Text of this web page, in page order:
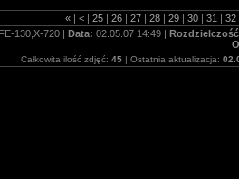
« | < | 25 | 26 | 27 | 28 | 29 | 30 | 31 | 32
FE-130,X-720 | Data: 02.05.07 14:49 |
Całkowita ilość zdjęć: 45 | Ostatnia aktualizacja: